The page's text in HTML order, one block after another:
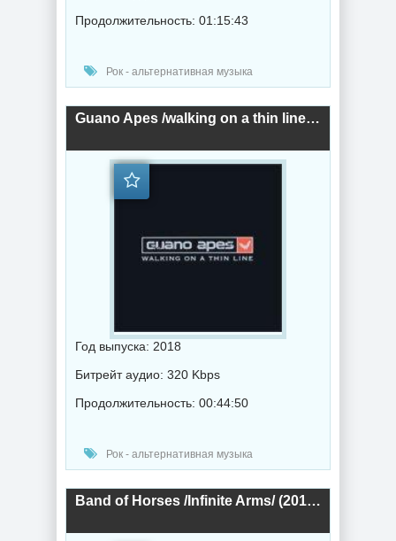
Продолжительность: 01:15:43
Рок - альтернативная музыка
Guano Apes /walking on a thin line/ (2018) торрент
Год выпуска: 2018
Битрейт аудио: 320 Kbps
Продолжительность: 00:44:50
Рок - альтернативная музыка
Band of Horses /Infinite Arms/ (2018) торрент